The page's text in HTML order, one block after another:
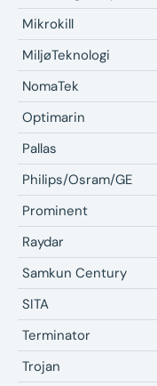
Mikrokill
MiljøTeknologi
NomaTek
Optimarin
Pallas
Philips/Osram/GE
Prominent
Raydar
Samkun Century
SITA
Terminator
Trojan